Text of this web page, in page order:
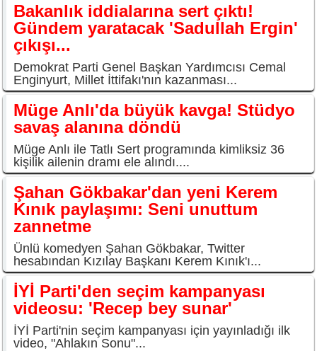
Bakanlık iddialarına sert çıktı!
Gündem yaratacak 'Sadullah Ergin'
çıkışı...
Demokrat Parti Genel Başkan Yardımcısı Cemal
Enginyurt, Millet İttifakı'nın kazanması...
Müge Anlı'da büyük kavga! Stüdyo
savaş alanına döndü
Müge Anlı ile Tatlı Sert programında kimliksiz 36
kişilik ailenin dramı ele alındı....
Şahan Gökbakar'dan yeni Kerem
Kınık paylaşımı: Seni unuttum
zannetme
Ünlü komedyen Şahan Gökbakar, Twitter
hesabından Kızılay Başkanı Kerem Kınık'ı...
İYİ Parti'den seçim kampanyası
videosu: 'Recep bey sunar'
İYİ Parti'nin seçim kampanyası için yayınladığı ilk
video, "Ahlakın Sonu"...